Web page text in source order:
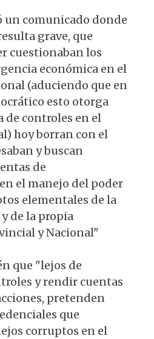
un comunicado donde
grave, que
cuestionaban los
económica en el
(aduciendo que en
esto otorga
controles en el
hoy borran con el
y buscan
de
el manejo del poder
elementales de la
de la propia
y Nacional"
que "lejos de
y rendir cuentas
pretenden
que
corruptos en el